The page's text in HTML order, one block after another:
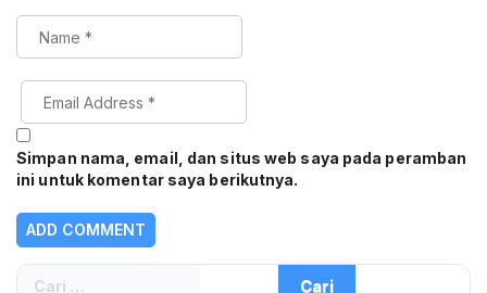
Simpan nama, email, dan situs web saya pada peramban
ini untuk komentar saya berikutnya.
Cari